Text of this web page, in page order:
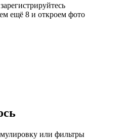
ещё 8 и откроем фото
или фильтры